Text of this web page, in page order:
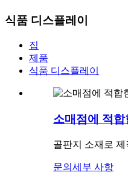
식품 디스플레이
집
제품
식품 디스플레이
소매점에 적합
골판지 소재로
문의 세부 사항